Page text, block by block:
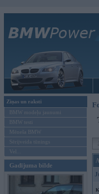
Ziņas un raksti
BMW modeļu jaunumi
BMW testi
Mēneša BMW
Sērijveida tūnings
Vel...
Gadījuma bilde